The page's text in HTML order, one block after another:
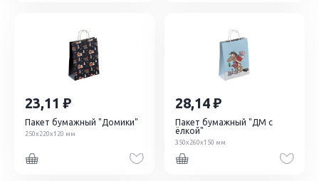
23,11
Пакет бумажный "Домики"
250х220х120 мм
28,14
Пакет бумажный "ДМ с
ёлкой"
350х260х150 мм